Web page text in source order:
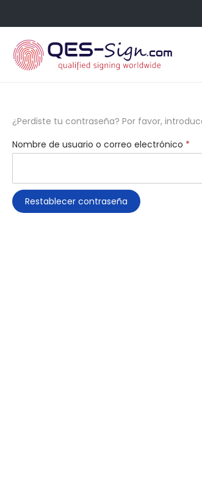
¿Perdiste tu contraseña? Por favor,
Nombre de usuario o correo electrónico *
Restablecer contraseña